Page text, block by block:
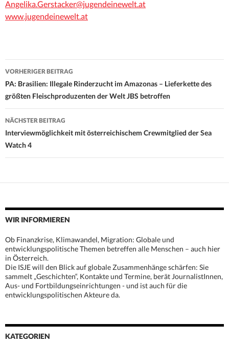
Angelika.Gerstacker@jugendeinewelt.at
www.jugendeinewelt.at
Beitrags-
Navigation
VORHERIGER BEITRAG
PA: Brasilien: Illegale Rinderzucht im Amazonas – Lieferkette des
größten Fleischproduzenten der Welt JBS betroffen
NÄCHSTER BEITRAG
Interviewmöglichkeit mit österreichischem Crewmitglied der Sea
Watch 4
WIR INFORMIEREN
Ob Finanzkrise, Klimawandel, Migration: Globale und
entwicklungspolitische Themen betreffen alle Menschen – auch hier
in Österreich.
Die ISJE will den Blick auf globale Zusammenhänge schärfen: Sie
sammelt „Geschichten“, Kontakte und Termine, berät JournalistInnen,
Aus- und Fortbildungseinrichtungen - und ist auch für die
entwicklungspolitischen Akteure da.
KATEGORIEN